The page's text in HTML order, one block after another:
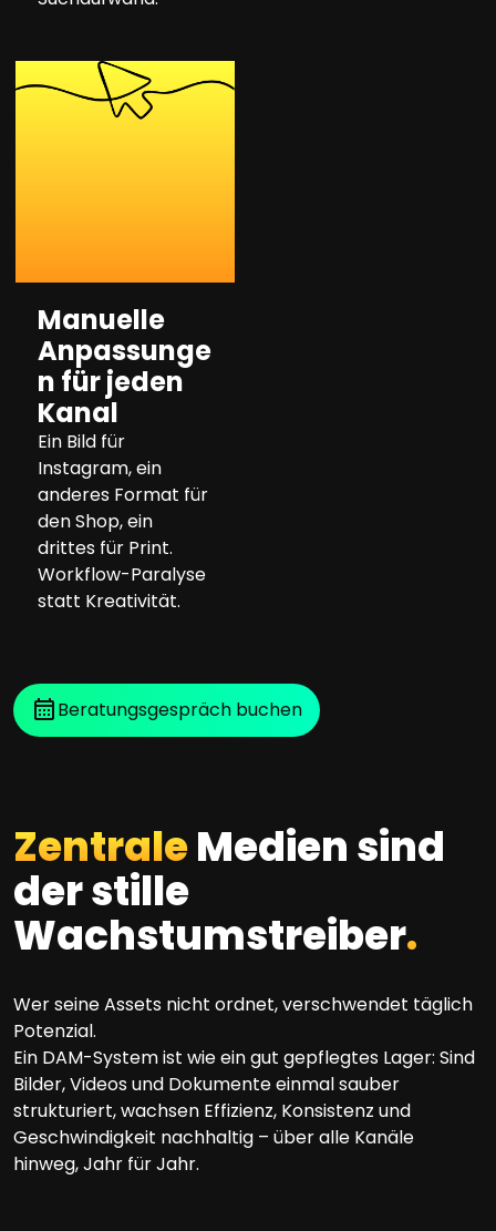
Manuelle
Anpassunge
n für jeden
Kanal
Ein Bild für
Instagram, ein
anderes Format für
den Shop, ein
drittes für Print.
Workflow-Paralyse
statt Kreativität.
Beratungsgespräch buchen
ZentraleMedien sind
der stille
Wachstumstreiber.
Wer seine Assets nicht ordnet, verschwendet täglich
Potenzial.
Ein DAM-System ist wie ein gut gepflegtes Lager: Sind
Bilder, Videos und Dokumente einmal sauber
strukturiert, wachsen Effizienz, Konsistenz und
Geschwindigkeit nachhaltig – über alle Kanäle
hinweg, Jahr für Jahr.